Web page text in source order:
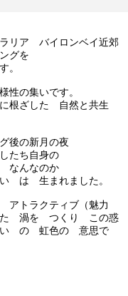
リア バイロンベイ近郊
グを
。
性の集いです。
根ざした 自然と共生
後の新月の夜
たち自身の
なんなのか
い は 生まれました。
トラクティブ（魅力
た 渦を つくり この惑
い の 虹色の 意思で